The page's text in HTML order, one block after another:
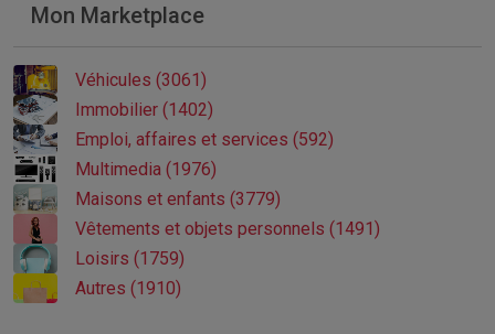
Mon Marketplace
Véhicules (3061)
Immobilier (1402)
Emploi, affaires et services (592)
Multimedia (1976)
Maisons et enfants (3779)
Vêtements et objets personnels (1491)
Loisirs (1759)
Autres (1910)